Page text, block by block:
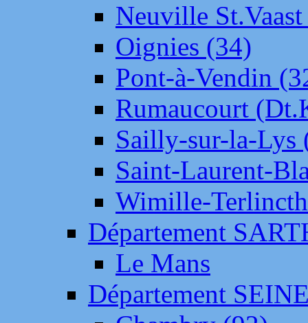
Neuville
Oignies (34)
Pont-à-Vendin
Rumaucourt
Sailly-sur-la-Lys
Saint-Laurent-
Wimille-
Département
Le Mans
Département